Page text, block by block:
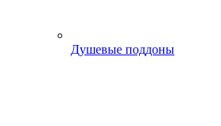
Душевые поддоны